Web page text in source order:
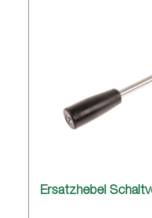
Ersatzhebel